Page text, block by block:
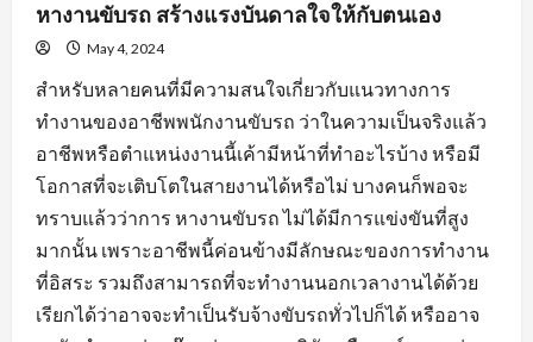
หางานขับรถ สร้างแรงบันดาลใจให้กับตนเอง
May 4, 2024
สำหรับหลายคนที่มีความสนใจเกี่ยวกับแนวทางการ
ทำงานของอาชีพพนักงานขับรถ ว่าในความเป็นจริงแล้ว
อาชีพหรือตำแหน่งงานนี้เค้ามีหน้าที่ทำอะไรบ้าง หรือมี
โอกาสที่จะเติบโตในสายงานได้หรือไม่ บางคนก็พอจะ
ทราบแล้วว่าการ หางานขับรถ ไม่ได้มีการแข่งขันที่สูง
มากนั้น เพราะอาชีพนี้ค่อนข้างมีลักษณะของการทำงาน
ที่อิสระ รวมถึงสามารถที่จะทำงานนอกเวลางานได้ด้วย
เรียกได้ว่าอาจจะทำเป็นรับจ้างขับรถทั่วไปก็ได้ หรืออาจ